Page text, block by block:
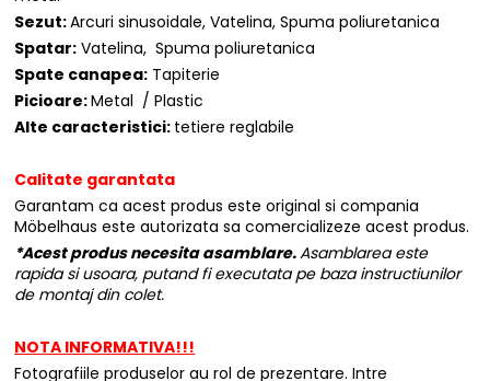
Sezut:Arcuri sinusoidale, Vatelina, Spuma poliuretanica
Spatar: Vatelina, Spuma poliuretanica
Spate canapea: Tapiterie
Picioare:Metal / Plastic
Alte caracteristici: tetiere reglabile
Calitate garantata
Garantam ca acest produs este original si compania
Möbelhaus este autorizata sa comercializeze acest produs.
*Acest produs necesita asamblare.Asamblarea este
rapida si usoara, putand fi executata pe baza instructiunilor
de montaj din colet.
NOTA INFORMATIVA!!!
Fotografiile produselor au rol de prezentare. Intre